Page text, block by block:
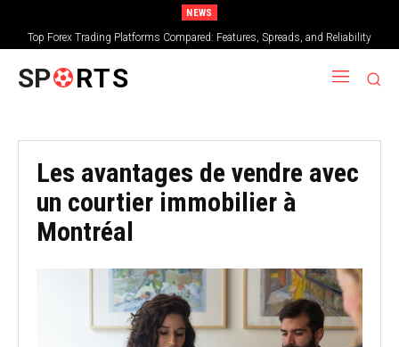
NEWS
Top Forex Trading Platforms Compared: Features, Spreads, and Reliability
SP RTS
Les avantages de vendre avec
un courtier immobilier à
Montréal